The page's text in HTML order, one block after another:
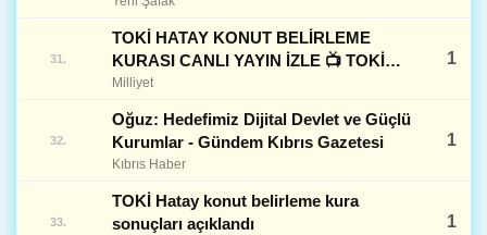
31.
TOKİ HATAY KONUT BELİRLEME
KURASI CANLI YAYIN İZLE 📺 TOKİ
YouTube kanalındaki Hatay konut tipi
Milliyet
1
32.
Oğuz: Hedefimiz Dijital Devlet ve Güçlü
Kurumlar - Gündem Kıbrıs Gazetesi
Kıbrıs Haber
1
33.
TOKİ Hatay konut belirleme kura
sonuçları açıklandı
1